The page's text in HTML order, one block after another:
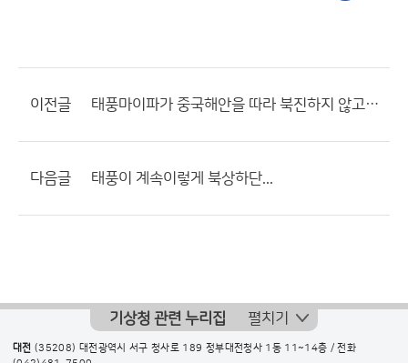
이전글 태풍마이파가 중국해안을 따라 북진하지 않고 서해해상으로 진격한다면
다음글 태풍이 계속이렇게 북상하단...
기상청 관련 누리집 펼치기
대전 (35208) 대전광역시 서구 청사로 189 정부대전청사 1동 11~14층 / 전화